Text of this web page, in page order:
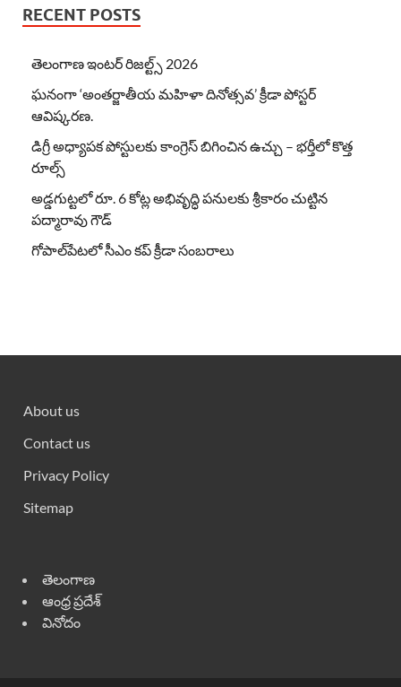
RECENT POSTS
తెలంగాణ ఇంటర్ రిజల్ట్స్ 2026
ఘనంగా ‘అంతర్జాతీయ మహిళా దినోత్సవ’ క్రీడా పోస్టర్
ఆవిష్కరణ.
డిగ్రీ అధ్యాపక పోస్టులకు కాంగ్రెస్ బిగించిన ఉచ్చు – భర్తీలో కొత్త
రూల్స్
అడ్డగుట్టలో రూ. 6 కోట్ల అభివృద్ధి పనులకు శ్రీకారం చుట్టిన
పద్మారావు గౌడ్
గోపాల్‌పేటలో సీఎం కప్ క్రీడా సంబరాలు
About us
Contact us
Privacy Policy
Sitemap
తెలంగాణ
ఆంధ్ర ప్రదేశ్
వినోదం